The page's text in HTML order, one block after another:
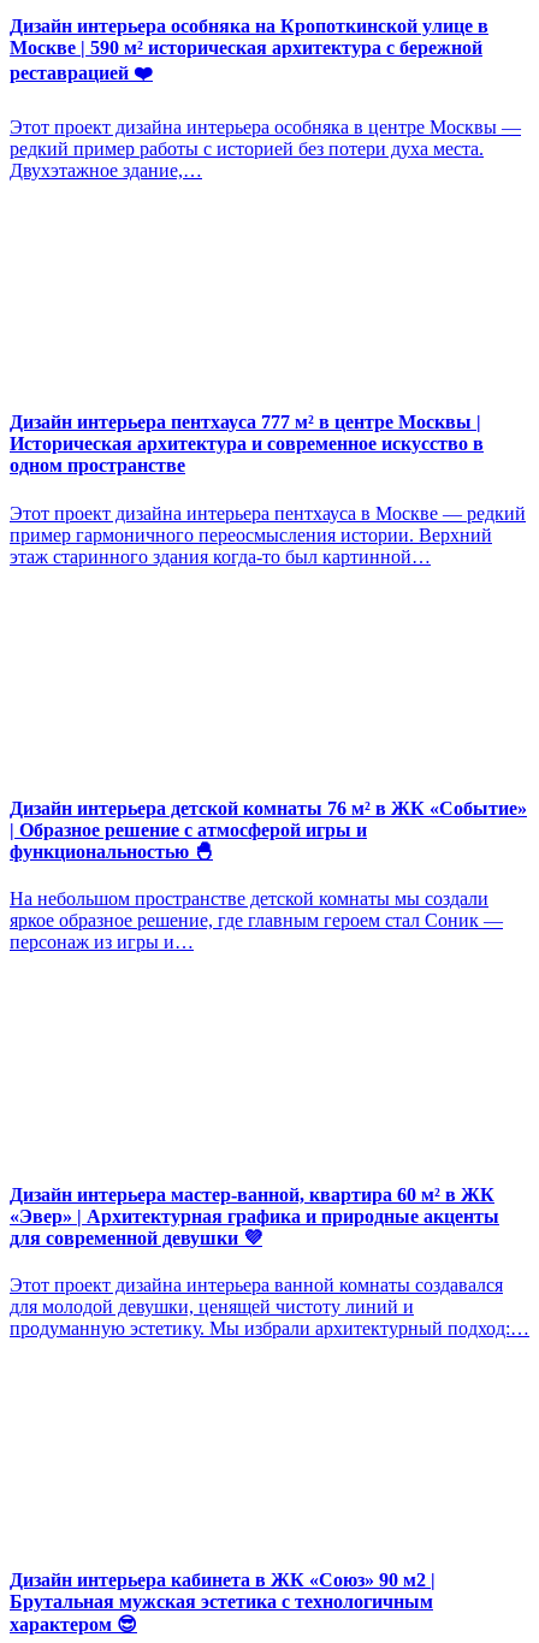
Дизайн интерьера особняка на Кропоткинской улице в
Москве | 590 м² историческая архитектура с бережной
реставрацией ❤️
Этот проект дизайна интерьера особняка в центре Москвы —
редкий пример работы с историей без потери духа места.
Двухэтажное здание,…
Дизайн интерьера пентхауса 777 м² в центре Москвы |
Историческая архитектура и современное искусство в
одном пространстве
Этот проект дизайна интерьера пентхауса в Москве — редкий
пример гармоничного переосмысления истории. Верхний
этаж старинного здания когда-то был картинной…
Дизайн интерьера детской комнаты 76 м² в ЖК «Событие»
| Образное решение с атмосферой игры и
функциональностью 🐣
На небольшом пространстве детской комнаты мы создали
яркое образное решение, где главным героем стал Соник —
персонаж из игры и…
Дизайн интерьера мастер-ванной, квартира 60 м² в ЖК
«Эвер» | Архитектурная графика и природные акценты
для современной девушки 💜
Этот проект дизайна интерьера ванной комнаты создавался
для молодой девушки, ценящей чистоту линий и
продуманную эстетику. Мы избрали архитектурный подход:…
Дизайн интерьера кабинета в ЖК «Союз» 90 м2 |
Брутальная мужская эстетика с технологичным
характером 😎